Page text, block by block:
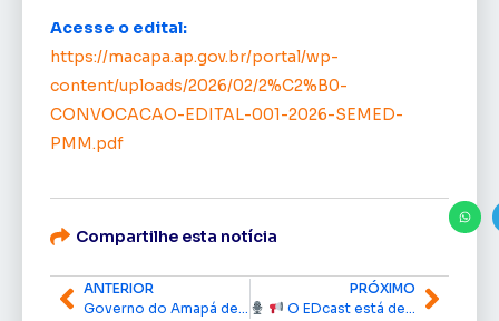
Acesse o edital:
https://macapa.ap.gov.br/portal/wp-
content/uploads/2026/02/2%C2%B0-
CONVOCACAO-EDITAL-001-2026-SEMED-
PMM.pdf
Compartilhe esta notícia
ANTERIOR
PRÓXIMO
O EDcast está de volta!